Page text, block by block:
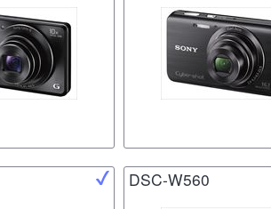
DSC-W560